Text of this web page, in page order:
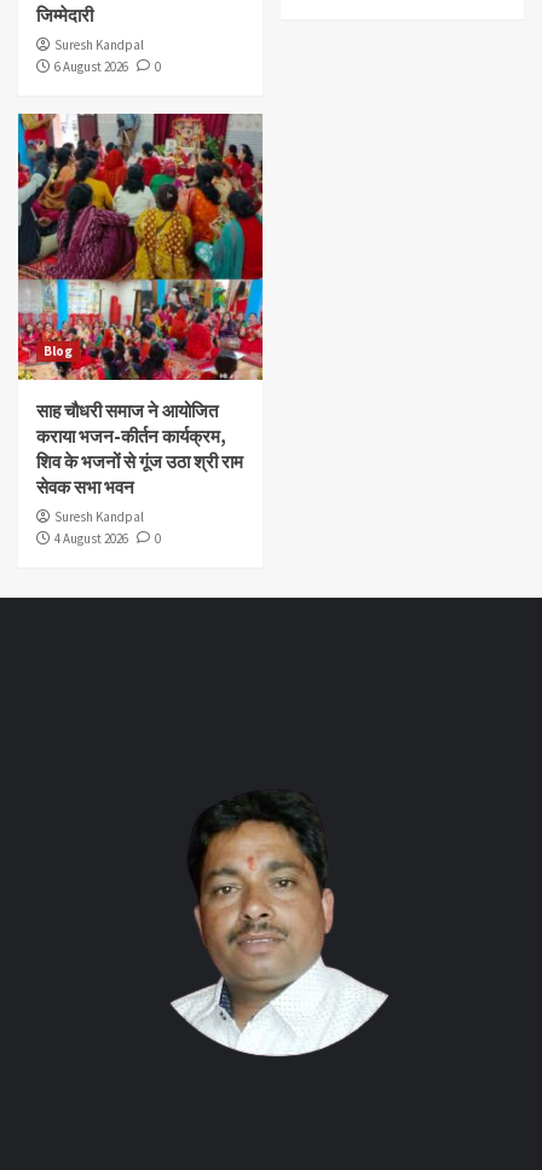
जिम्मेदारी
Suresh Kandpal
6 August 2026
0
Blog
साह चौधरी समाज ने आयोजित
कराया भजन-कीर्तन कार्यक्रम,
शिव के भजनों से गूंज उठा श्री राम
सेवक सभा भवन
Suresh Kandpal
4 August 2026
0